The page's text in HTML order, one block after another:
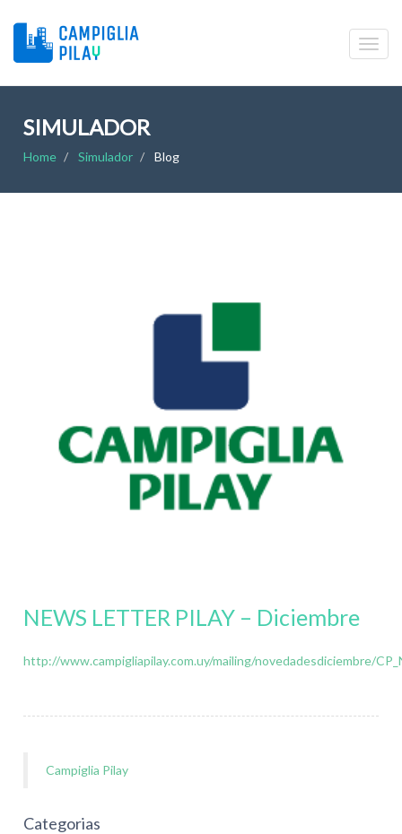
SIMULADOR
Home Simulador Blog
NEWS LETTER PILAY – Diciembre
http://www.campigliapilay.com.uy/mailing/novedadesdiciembre/
Campiglia Pilay
Categorias